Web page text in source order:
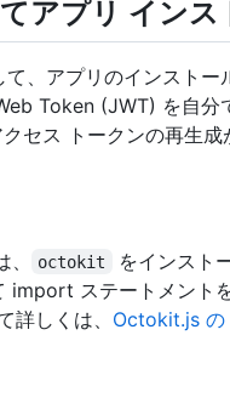
アプリ インス
、アプリのインストー
Token (JWT) を自分
セス トークンの再生
octokit
をインスト
import ステートメント
詳しくは、 Octokit.js の